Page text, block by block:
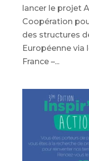
lancer le projet
Coopération
des structures
Européenne via
France –...